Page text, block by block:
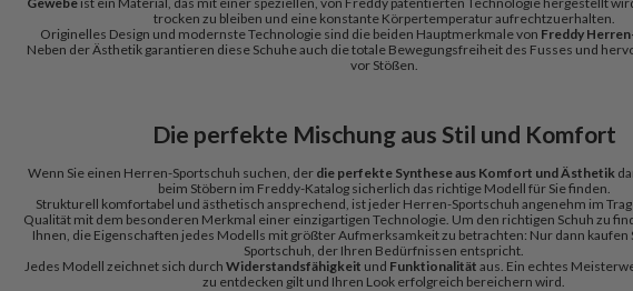
trocken zu bleiben und eine konstante Körpertemperatur aufrechtzuerhalten.
Originelles Design und modernste Technologie sind die beiden Hauptmerkmale von Freddy
Neben der Ästhetik garantieren diese Schuhe auch die totale Bewegungsfreiheit des Fusses und
vor Stößen.
Die perfekte Mischung aus Stil und Komfort
Wenn Sie einen Herren-Sportschuh suchen, der die perfekte Synthese aus Komfort und Ästhetik
beim Stöbern im Freddy-Katalog sicherlich das richtige Modell für Sie finden.
Strukturell komfortabel und ästhetisch ansprechend, ist jeder Herren-Sportschuh angenehm im
Qualität mit dem besonderen Merkmal einer einzigartigen Technologie. Um den richtigen Schuh zu
Ihnen, die Eigenschaften jedes Modells mit größter Aufmerksamkeit zu betrachten: Nur dann kaufen
Sportschuh, der Ihren Bedürfnissen entspricht.
Jedes Modell zeichnet sich durch Widerstandsfähigkeit und Funktionalität aus. Ein echtes
zu entdecken gilt und Ihren Look erfolgreich bereichern wird.